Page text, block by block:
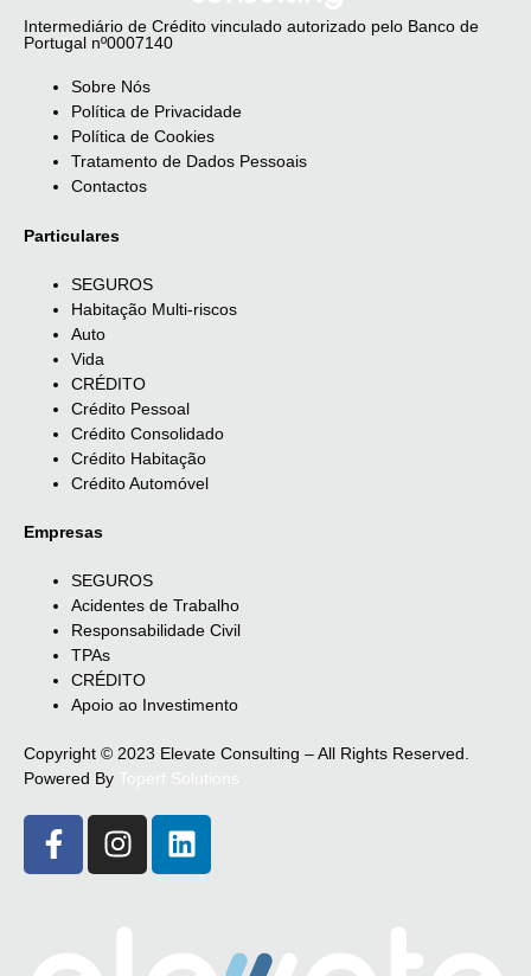
Intermediário de Crédito vinculado autorizado pelo Banco de
Portugal nº0007140
Sobre Nós
Política de Privacidade
Política de Cookies
Tratamento de Dados Pessoais
Contactos
Particulares
SEGUROS
Habitação Multi-riscos
Auto
Vida
CRÉDITO
Crédito Pessoal
Crédito Consolidado
Crédito Habitação
Crédito Automóvel
Empresas
SEGUROS
Acidentes de Trabalho
Responsabilidade Civil
TPAs
CRÉDITO
Apoio ao Investimento
Copyright © 2023 Elevate Consulting – All Rights Reserved.
Powered By